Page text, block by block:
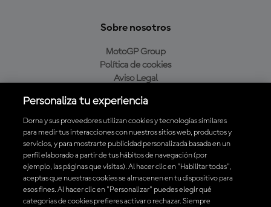
Sobre nosotros
MotoGP Group
Política de cookies
Aviso Legal
Política de compra
Descarga la aplicación oficial de MotoGP™
Personaliza tu experiencia
Dorna y sus proveedores utilizan cookies y tecnologías similares
para medir tus interacciones con nuestros sitios web, productos y
servicios, y para mostrarte publicidad personalizada basada en un
perfil elaborado a partir de tus hábitos de navegación (por
ejemplo, las páginas que visitas). Al hacer clic en "Habilitar todas",
aceptas que nuestras cookies se almacenen en tu dispositivo para
esos fines. Al hacer clic en "Personalizar" puedes elegir qué
categorías de cookies prefieres activar o rechazar. Siempre